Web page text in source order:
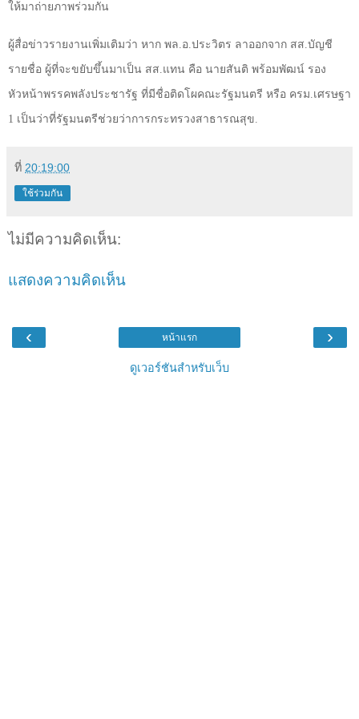
ให้มาถ่ายภาพร่วมกัน
ผู้สื่อข่าวรายงานเพิ่มเติมว่า หาก พล.อ.ประวิตร ลาออกจาก สส.บัญชี
รายชื่อ ผู้ที่จะขยับขึ้นมาเป็น สส.แทน คือ นายสันติ พร้อมพัฒน์ รอง
หัวหน้าพรรคพลังประชารัฐ ที่มีชื่อติดโผคณะรัฐมนตรี หรือ ครม.เศรษฐา
1 เป็นว่าที่รัฐมนตรีช่วยว่าการกระทรวงสาธารณสุข.
ที่ 20:19:00
ใช้ร่วมกัน
ไม่มีความคิดเห็น:
แสดงความคิดเห็น
‹ ›
หน้าแรก
ดูเวอร์ชันสำหรับเว็บ